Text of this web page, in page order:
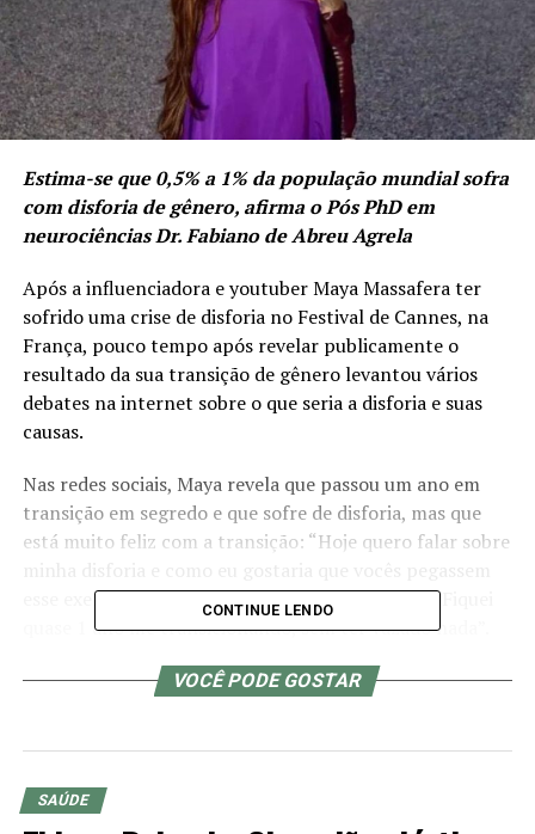
Estima-se que 0,5% a 1% da população mundial sofra
com disforia de gênero, afirma o Pós PhD em
neurociências Dr. Fabiano de Abreu Agrela
Após a influenciadora e youtuber Maya Massafera ter
sofrido uma crise de disforia no Festival de Cannes, na
França, pouco tempo após revelar publicamente o
resultado da sua transição de gênero levantou vários
debates na internet sobre o que seria a disforia e suas
causas.
Nas redes sociais, Maya revela que passou um ano em
transição em segredo e que sofre de disforia, mas que
está muito feliz com a transição: “Hoje quero falar sobre
esse exemplo e levassem pra vida de vocês!!! […] Fiquei
quase 1 ano me transicionando, sem ter vazado nada”.
O que é disforia de gênero?
multidisciplinaridade e neurociências: Uma visão
ampliada sobre o tema”, em parceria com o mestre em
CONTINUE LENDO
VOCÊ PODE GOSTAR
SAÚDE